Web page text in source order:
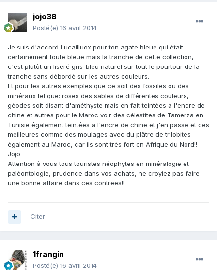
jojo38
Posté(e) 16 avril 2014
Je suis d'accord Lucailluox pour ton agate bleue qui était
certainement toute bleue mais la tranche de cette collection,
c'est plutôt un liseré gris-bleu naturel sur tout le pourtour de la
tranche sans débordé sur les autres couleurs.
Et pour les autres exemples que ce soit des fossiles ou des
minéraux tel que: roses des sables de différentes couleurs,
géodes soit disant d'améthyste mais en fait teintées à l'encre de
chine et autres pour le Maroc voir des célestites de Tamerza en
Tunisie également teintées à l'encre de chine et j'en passe et des
meilleures comme des moulages avec du plâtre de trilobites
également au Maroc, car ils sont très fort en Afrique du Nord!!
Jojo
Attention à vous tous touristes néophytes en minéralogie et
paléontologie, prudence dans vos achats, ne croyiez pas faire
une bonne affaire dans ces contrées!!
Citer
1frangin
Posté(e) 16 avril 2014